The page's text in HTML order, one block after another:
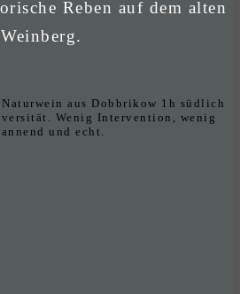
Reben auf dem alten
Weinberg.
aus Dobbrikow 1h südlich
Wenig Intervention, wenig
und echt.